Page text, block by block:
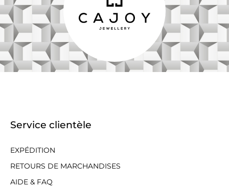
Service clientèle
EXPÉDITION
RETOURS DE MARCHANDISES
AIDE & FAQ